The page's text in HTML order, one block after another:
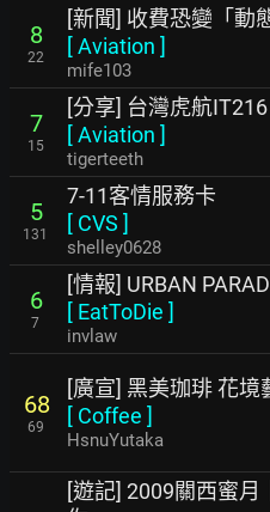
8
22
[新聞] 收費恐變「動
[Aviation ]
mife103
7
15
[分享] 台灣虎航
[Aviation ]
tigerteeth
5
131
7-11客情服務卡
[ CVS ]
shelley0628
6
7
[情報] URBAN
[ EatToDie ]
invlaw
68
69
[廣宣] 黑美珈琲 花境
[ Coffee ]
HsnuYutaka
[遊記] 2009關西蜜